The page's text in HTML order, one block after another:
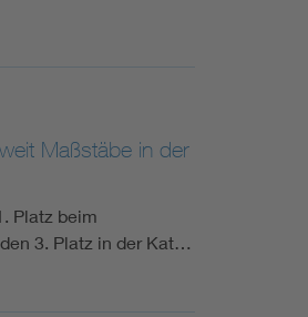
Maßstäbe in der
Platz beim
3. Platz in der Kat…